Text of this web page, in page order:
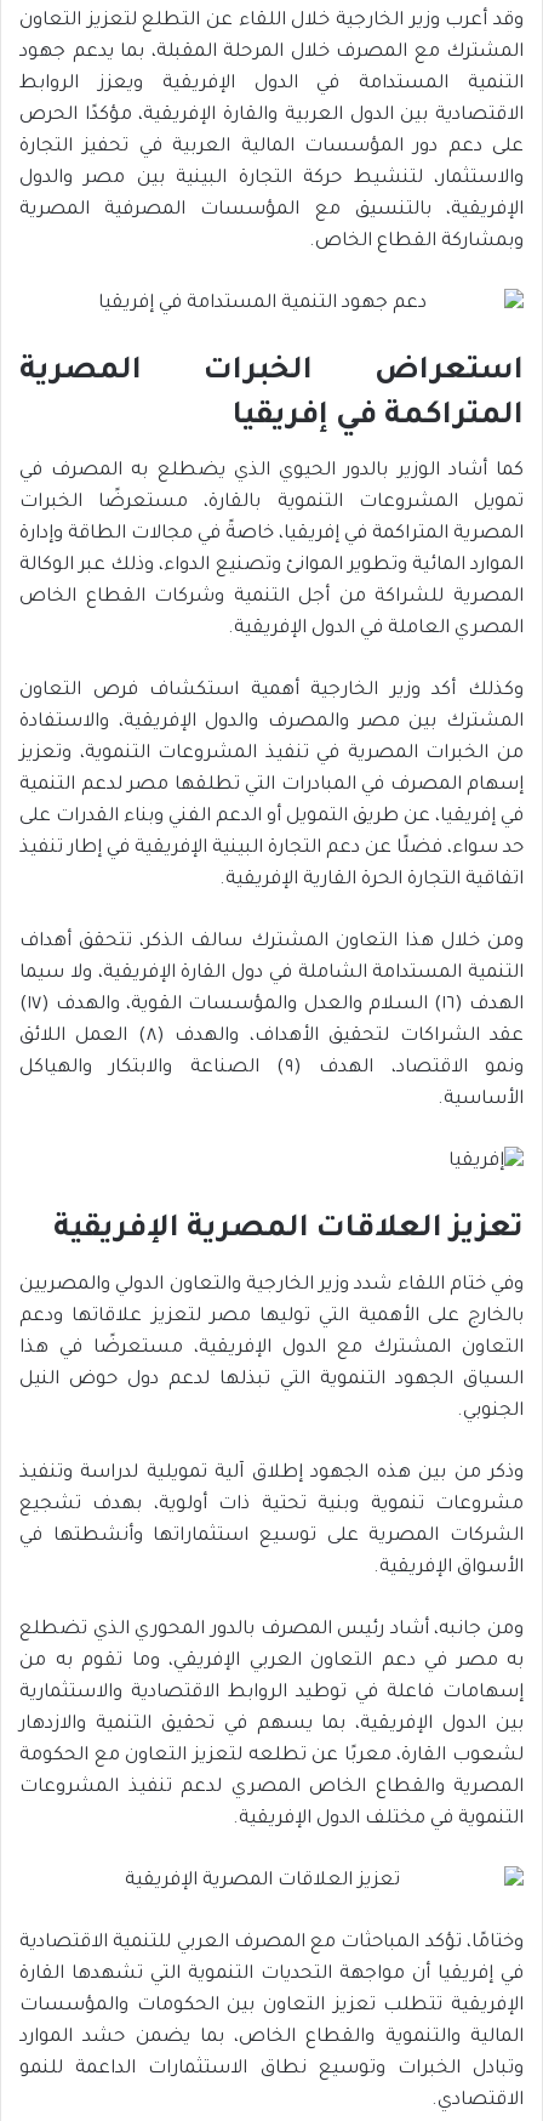
وقد أعرب وزير الخارجية خلال اللقاء عن التطلع لتعزيز التعاون
المشترك مع المصرف خلال المرحلة المقبلة، بما يدعم جهود
التنمية المستدامة في الدول الإفريقية ويعزز الروابط
الاقتصادية بين الدول العربية والقارة الإفريقية، مؤكدًا الحرص
على دعم دور المؤسسات المالية العربية في تحفيز التجارة
والاستثمار، لتنشيط حركة التجارة البينية بين مصر والدول
الإفريقية، بالتنسيق مع المؤسسات المصرفية المصرية
وبمشاركة القطاع الخاص.
استعراض الخبرات المصرية
المتراكمة في إفريقيا
كما أشاد الوزير بالدور الحيوي الذي يضطلع به المصرف في
تمويل المشروعات التنموية بالقارة، مستعرضًا الخبرات
المصرية المتراكمة في إفريقيا، خاصةً في مجالات الطاقة وإدارة
الموارد المائية وتطوير الموانئ وتصنيع الدواء، وذلك عبر الوكالة
المصرية للشراكة من أجل التنمية وشركات القطاع الخاص
المصري العاملة في الدول الإفريقية.
وكذلك أكد وزير الخارجية أهمية استكشاف فرص التعاون
المشترك بين مصر والمصرف والدول الإفريقية، والاستفادة
من الخبرات المصرية في تنفيذ المشروعات التنموية، وتعزيز
إسهام المصرف في المبادرات التي تطلقها مصر لدعم التنمية
في إفريقيا، عن طريق التمويل أو الدعم الفني وبناء القدرات على
حد سواء، فضلًا عن دعم التجارة البينية الإفريقية في إطار تنفيذ
اتفاقية التجارة الحرة القارية الإفريقية.
ومن خلال هذا التعاون المشترك سالف الذكر، تتحقق أهداف
التنمية المستدامة الشاملة في دول القارة الإفريقية، ولا سيما
الهدف (١٦) السلام والعدل والمؤسسات القوية، والهدف (١٧)
عقد الشراكات لتحقيق الأهداف، والهدف (٨) العمل اللائق
ونمو الاقتصاد، الهدف (٩) الصناعة والابتكار والهياكل
الأساسية.
تعزيز العلاقات المصرية الإفريقية
وفي ختام اللقاء شدد وزير الخارجية والتعاون الدولي والمصريين
بالخارج على الأهمية التي توليها مصر لتعزيز علاقاتها ودعم
التعاون المشترك مع الدول الإفريقية، مستعرضًا في هذا
السياق الجهود التنموية التي تبذلها لدعم دول حوض النيل
الجنوبي.
وذكر من بين هذه الجهود إطلاق آلية تمويلية لدراسة وتنفيذ
مشروعات تنموية وبنية تحتية ذات أولوية، بهدف تشجيع
الشركات المصرية على توسيع استثماراتها وأنشطتها في
الأسواق الإفريقية.
ومن جانبه، أشاد رئيس المصرف بالدور المحوري الذي تضطلع
به مصر في دعم التعاون العربي الإفريقي، وما تقوم به من
إسهامات فاعلة في توطيد الروابط الاقتصادية والاستثمارية
بين الدول الإفريقية، بما يسهم في تحقيق التنمية والازدهار
لشعوب القارة، معربًا عن تطلعه لتعزيز التعاون مع الحكومة
المصرية والقطاع الخاص المصري لدعم تنفيذ المشروعات
التنموية في مختلف الدول الإفريقية.
وختامًا، تؤكد المباحثات مع المصرف العربي للتنمية الاقتصادية
في إفريقيا أن مواجهة التحديات التنموية التي تشهدها القارة
الإفريقية تتطلب تعزيز التعاون بين الحكومات والمؤسسات
المالية والتنموية والقطاع الخاص، بما يضمن حشد الموارد
وتبادل الخبرات وتوسيع نطاق الاستثمارات الداعمة للنمو
الاقتصادي.